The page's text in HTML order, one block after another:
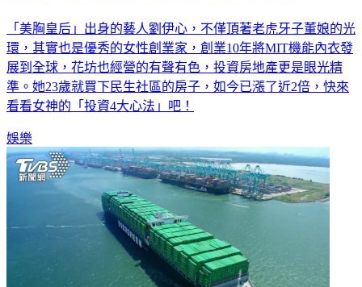
「美胸皇后」出身的藝人劉伊心，不僅頂著老虎牙子董娘的光
環，其實也是優秀的女性創業家，創業10年將MIT機能內衣發
展到全球，花坊也經營的有聲有色，投資房地產更是眼光精
準。她23歲就買下民生社區的房子，如今已漲了近2倍，快來
看看女神的「投資4大心法」吧！
娛樂